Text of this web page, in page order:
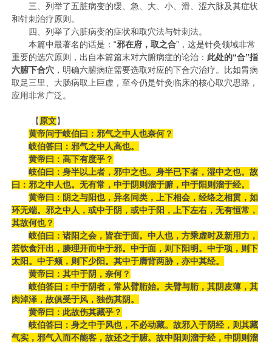
三、列举了五脏病变的缓、急、大、小、滑、涩六脉及其症状
和针刺治疗原则。
四、列举了六脏病变的症状和取穴法与针刺法。
本篇中最著名的话是：“邪在府，取之合”，这是针灸领域非常
重要的选穴原则，出自本篇篇末对六腑病症的论治： 此处的“合”指‌
六腑下合穴‌ ，明确六腑病症需要选取对应的下合穴治疗。比如胃病
取足三里、大肠病取上巨虚，至今仍是针灸临床的核心取穴思路，
应用非常广泛。
【 原文】
黄帝问于岐伯曰：邪气之中人也奈何？
岐伯答曰：邪气之中人高也。
黄帝曰：高下有度乎？
岐伯曰：身半以上者，邪中之也。身半已下者，湿中之也。故
曰：邪之中人也。无有常，中于阴则溜于腑，中于阳则溜于经。
黄帝曰：阴之与阳也，异名同类，上下相会，经络之相贯，如
环无端。邪之中人，或中于阴，或中于阳，上下左右，无有恒常，
其故何也？
岐伯曰：诸阳之会，皆在于面。中人也，方乘虚时及新用力，
若饮食汗出，腠理开而中于邪。中于面，则下阳明。中于项，则下
太阳。中于颊，则下少阳。其中于膺背两胁，亦中其经。
黄帝曰：其中于阴，奈何？
岐伯答曰：中于阴者，常从臂胻始。夫臂与胻，其阴皮薄，其
肉淖泽，故俱受于风，独伤其阴。
黄帝曰：此故伤其藏乎？
岐伯答曰：身之中于风也，不必动藏。故邪入于阴经，则其藏
气实，邪气入而不能客，故还之于腑。故中阳则溜于经，中阴则溜